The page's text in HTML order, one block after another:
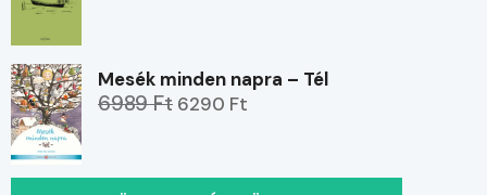
Mesék minden napra – Tél
6989 Ft 6290 Ft